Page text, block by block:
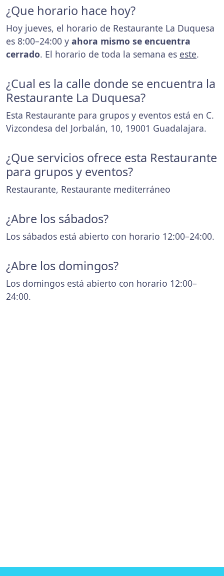
¿Que horario hace hoy?
Hoy jueves, el horario de Restaurante La Duquesa
es 8:00–24:00 y ahora mismo se encuentra
cerrado. El horario de toda la semana es este.
¿Cual es la calle donde se encuentra la
Restaurante La Duquesa?
Esta Restaurante para grupos y eventos está en C.
Vizcondesa del Jorbalán, 10, 19001 Guadalajara.
¿Que servicios ofrece esta Restaurante
para grupos y eventos?
Restaurante, Restaurante mediterráneo
¿Abre los sábados?
Los sábados está abierto con horario 12:00–24:00.
¿Abre los domingos?
Los domingos está abierto con horario 12:00–
24:00.